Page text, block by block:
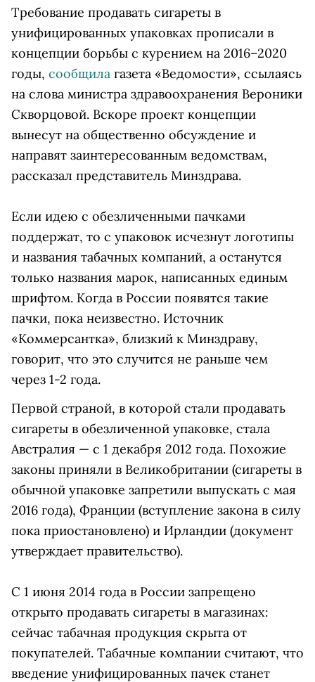
Требование продавать сигареты в
унифицированных упаковках прописали в
концепции борьбы с курением на 2016–2020
годы, сообщила газета «Ведомости», ссылаясь
на слова министра здравоохранения Вероники
Скворцовой. Вскоре проект концепции
вынесут на общественно обсуждение и
направят заинтересованным ведомствам,
рассказал представитель Минздрава.
Если идею с обезличенными пачками
поддержат, то с упаковок исчезнут логотипы
и названия табачных компаний, а останутся
только названия марок, написанных единым
шрифтом. Когда в России появятся такие
пачки, пока неизвестно. Источник
«Коммерсантка», близкий к Минздраву,
говорит, что это случится не раньше чем
через 1-2 года.
Первой страной, в которой стали продавать
сигареты в обезличенной упаковке, стала
Австралия — с 1 декабря 2012 года. Похожие
законы приняли в Великобритании (сигареты в
обычной упаковке запретили выпускать с мая
2016 года), Франции (вступление закона в силу
пока приостановлено) и Ирландии (документ
утверждает правительство).
С 1 июня 2014 года в России запрещено
открыто продавать сигареты в магазинах:
сейчас табачная продукция скрыта от
покупателей. Табачные компании считают, что
введение унифицированных пачек станет